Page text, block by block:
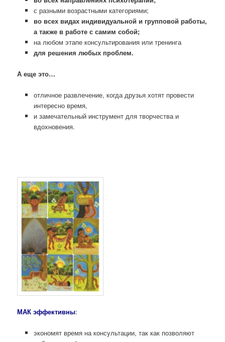
с разными возрастными категориями;
во всех видах индивидуальной и групповой работы,
а также в работе с самим собой;
на любом этапе консультирования или тренинга
для решения любых проблем.
А еще это…
отличное развлечение, когда друзья хотят провести
интересно время,
и замечательный инструмент для творчества и
вдохновения.
МАК эффективны:
экономят время на консультации, так как позволяют